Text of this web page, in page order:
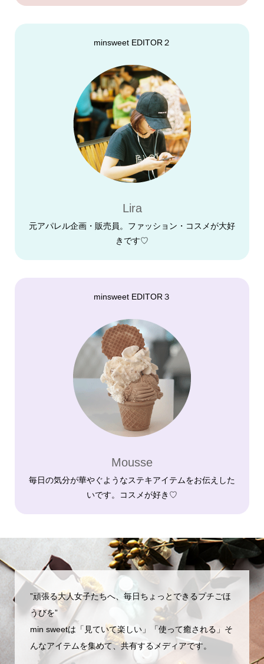
minsweet EDITOR２
Lira
元アパレル企画・販売員。ファッション・コスメが大好
きです♡
minsweet EDITOR３
Mousse
毎日の気分が華やぐようなステキアイテムをお伝えした
いです。コスメが好き♡
”頑張る大人女子たちへ、毎日ちょっとできるプチごほ
うびを”
min sweetは「見ていて楽しい」「使って癒される」そ
んなアイテムを集めて、共有するメディアです。